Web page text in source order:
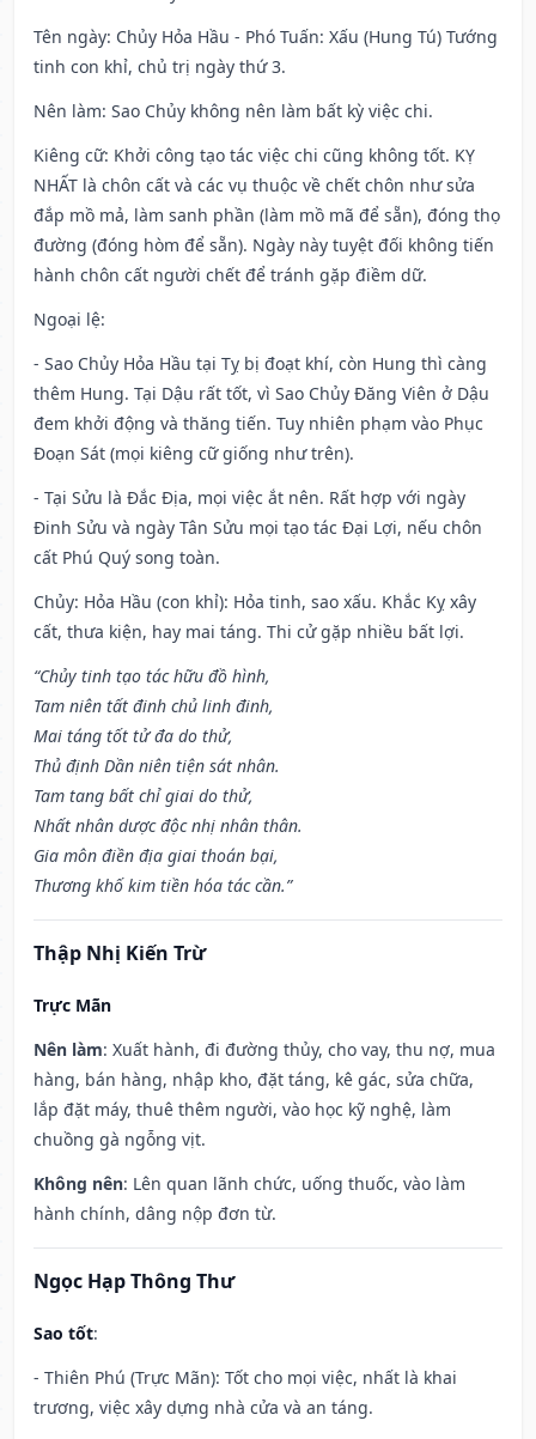
Tên ngày: Chủy Hỏa Hầu - Phó Tuấn: Xấu (Hung Tú) Tướng
tinh con khỉ, chủ trị ngày thứ 3.
Nên làm: Sao Chủy không nên làm bất kỳ việc chi.
Kiêng cữ: Khởi công tạo tác việc chi cũng không tốt. KỴ
NHẤT là chôn cất và các vụ thuộc về chết chôn như sửa
đắp mồ mả, làm sanh phần (làm mồ mã để sẵn), đóng thọ
đường (đóng hòm để sẵn). Ngày này tuyệt đối không tiến
hành chôn cất người chết để tránh gặp điềm dữ.
Ngoại lệ:
- Sao Chủy Hỏa Hầu tại Tỵ bị đoạt khí, còn Hung thì càng
thêm Hung. Tại Dậu rất tốt, vì Sao Chủy Đăng Viên ở Dậu
đem khởi động và thăng tiến. Tuy nhiên phạm vào Phục
Đoạn Sát (mọi kiêng cữ giống như trên).
- Tại Sửu là Đắc Địa, mọi việc ắt nên. Rất hợp với ngày
Đinh Sửu và ngày Tân Sửu mọi tạo tác Đại Lợi, nếu chôn
cất Phú Quý song toàn.
Chủy: Hỏa Hầu (con khỉ): Hỏa tinh, sao xấu. Khắc Kỵ xây
cất, thưa kiện, hay mai táng. Thi cử gặp nhiều bất lợi.
“Chủy tinh tạo tác hữu đồ hình,
Tam niên tất đinh chủ linh đinh,
Mai táng tốt tử đa do thử,
Thủ định Dần niên tiện sát nhân.
Tam tang bất chỉ giai do thử,
Nhất nhân dược độc nhị nhân thân.
Gia môn điền địa giai thoán bại,
Thương khố kim tiền hóa tác cần.”
Thập Nhị Kiến Trừ
Trực Mãn
Nên làm: Xuất hành, đi đường thủy, cho vay, thu nợ, mua
hàng, bán hàng, nhập kho, đặt táng, kê gác, sửa chữa,
lắp đặt máy, thuê thêm người, vào học kỹ nghệ, làm
chuồng gà ngỗng vịt.
Không nên: Lên quan lãnh chức, uống thuốc, vào làm
hành chính, dâng nộp đơn từ.
Ngọc Hạp Thông Thư
Sao tốt:
- Thiên Phú (Trực Mãn): Tốt cho mọi việc, nhất là khai
trương, việc xây dựng nhà cửa và an táng.